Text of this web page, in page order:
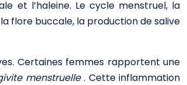
et l’haleine. Le cycle menstruel, la
flore buccale, la production de salive
Certaines femmes rapportent une
menstruelle. Cette inflammation